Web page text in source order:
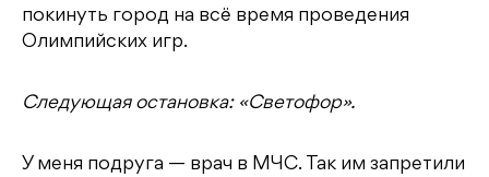
покинуть город на всё время проведения
Олимпийских игр.
Следующая остановка: «Светофор».
У меня подруга — врач в МЧС. Так им запретили